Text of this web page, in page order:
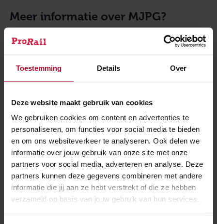
Toestemming Details Over
Deze website maakt gebruik van cookies
We gebruiken cookies om content en advertenties te
personaliseren, om functies voor social media te bieden
en om ons websiteverkeer te analyseren. Ook delen we
informatie over jouw gebruik van onze site met onze
partners voor social media, adverteren en analyse. Deze
partners kunnen deze gegevens combineren met andere
informatie die jij aan ze hebt verstrekt of die ze hebben
verzameld op basis van jouw gebruik van hun services.
Meer informatie over MJPG?
Algemene informatie over het MJPG is te vinden op de
Meer over:
Geluid Vught Verdiepte Ligging Spoor
MJPG
Meer nieuws